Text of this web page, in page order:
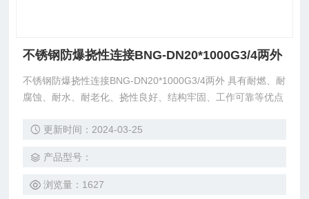
不锈钢防爆挠性连接BNG-DN20*1000G3/4两外
不锈钢防爆挠性连接BNG-DN20*1000G3/4两外 具有耐燃、耐
腐蚀、耐水、耐老化、挠性良好、结构牢固、工作可靠等优点
更新时间：2024-03-25
产品型号：
浏览量：1627